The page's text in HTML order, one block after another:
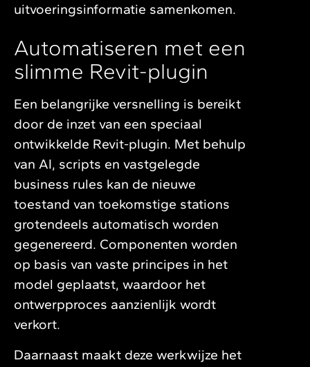
uitvoeringsinformatie samenkomen.
Automatiseren met een
slimme Revit-plugin
Een belangrijke versnelling is bereikt
door de inzet van een speciaal
ontwikkelde Revit-plugin. Met behulp
van AI, scripts en vastgelegde
business rules kan de nieuwe
toestand van toekomstige stations
grotendeels automatisch worden
gegenereerd. Componenten worden
op basis van vaste principes in het
model geplaatst, waardoor het
ontwerpproces aanzienlijk wordt
verkort.
Daarnaast maakt deze werkwijze het